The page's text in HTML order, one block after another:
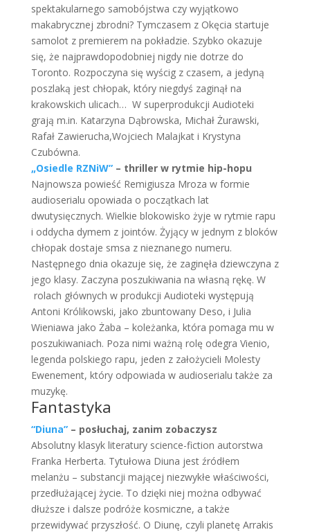
spektakularnego samobójstwa czy wyjątkowo
makabrycznej zbrodni? Tymczasem z Okęcia startuje
samolot z premierem na pokładzie. Szybko okazuje
się, że najprawdopodobniej nigdy nie dotrze do
Toronto. Rozpoczyna się wyścig z czasem, a jedyną
poszlaką jest chłopak, który niegdyś zaginął na
krakowskich ulicach… W superprodukcji Audioteki
grają m.in. Katarzyna Dąbrowska, Michał Żurawski,
Rafał Zawierucha,Wojciech Malajkat i Krystyna
Czubówna.
„Osiedle RZNiW” – thriller w rytmie hip-hopu
Najnowsza powieść Remigiusza Mroza w formie
audioserialu opowiada o początkach lat
dwutysięcznych. Wielkie blokowisko żyje w rytmie rapu
i oddycha dymem z jointów. Żyjący w jednym z bloków
chłopak dostaje smsa z nieznanego numeru.
Następnego dnia okazuje się, że zaginęła dziewczyna z
jego klasy. Zaczyna poszukiwania na własną rękę. W
rolach głównych w produkcji Audioteki występują
Antoni Królikowski, jako zbuntowany Deso, i Julia
Wieniawa jako Żaba – koleżanka, która pomaga mu w
poszukiwaniach. Poza nimi ważną rolę odegra Vienio,
legenda polskiego rapu, jeden z założycieli Molesty
Ewenement, który odpowiada w audioserialu także za
muzykę.
Fantastyka
“Diuna”– posłuchaj, zanim zobaczysz
Absolutny klasyk literatury science-fiction autorstwa
Franka Herberta. Tytułowa Diuna jest źródłem
melanżu – substancji mającej niezwykłe właściwości,
przedłużającej życie. To dzięki niej można odbywać
dłuższe i dalsze podróże kosmiczne, a także
przewidywać przyszłość. O Diunę, czyli planetę Arrakis